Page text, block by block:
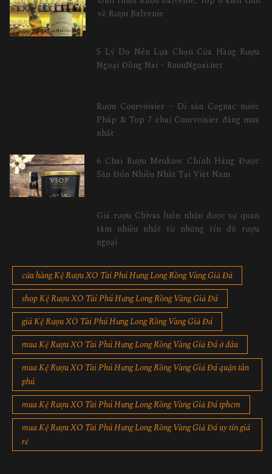
về Rượu Balvenie
5 Lý Do Nên Lựa Chọn Cửa Hàng Rượu
Ngoại Đồng Nai – RuouNgoai.net
Rượu Courvoisier – Di sản Cognac nước
Pháp & Top 7 chai Courvoisier đáng mua
nhất
6 Chai Rượu Meukow Chính Hãng Được
Săn Đón Nhiều Nhất Tại Việt Nam
Giá rượu Chivas luôn nhận được sự quan
tâm nhiều nhất từ những tín đồ rượu
ngoại
cửa hàng Kệ Rượu XO Tài Phú Hưng Long Rồng Vàng Giả Đá
shop Kệ Rượu XO Tài Phú Hưng Long Rồng Vàng Giả Đá
giá Kệ Rượu XO Tài Phú Hưng Long Rồng Vàng Giả Đá
mua Kệ Rượu XO Tài Phú Hưng Long Rồng Vàng Giả Đá ở đâu
mua Kệ Rượu XO Tài Phú Hưng Long Rồng Vàng Giả Đá quận tân
phú
mua Kệ Rượu XO Tài Phú Hưng Long Rồng Vàng Giả Đá tphcm
mua Kệ Rượu XO Tài Phú Hưng Long Rồng Vàng Giả Đá uy tín giá
rẻ